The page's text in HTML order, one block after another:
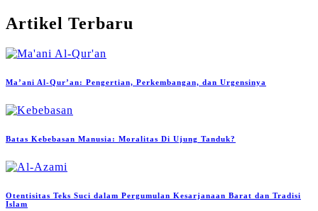
Artikel Terbaru
Ma’ani Al-Qur’an: Pengertian, Perkembangan, dan Urgensinya
Batas Kebebasan Manusia: Moralitas Di Ujung Tanduk?
Otentisitas Teks Suci dalam Pergumulan Kesarjanaan Barat dan Tradisi
Islam